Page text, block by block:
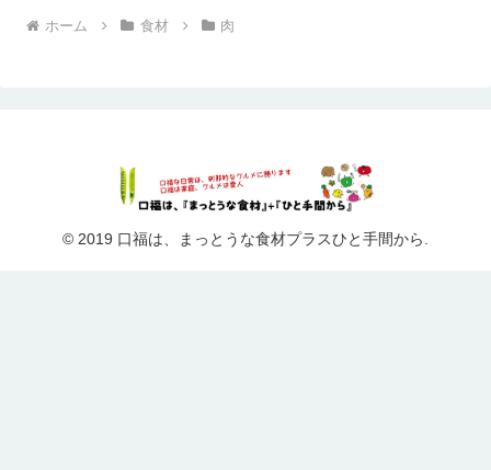
ホーム 食材 肉
© 2019 口福は、まっとうな食材プラスひと手間から.